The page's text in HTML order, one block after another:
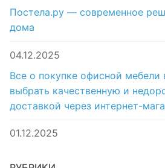
Постела.ру — современное
дома
04.12.2025
Все о покупке офисной мебели
выбрать качественную и
доставкой через интернет-
01.12.2025